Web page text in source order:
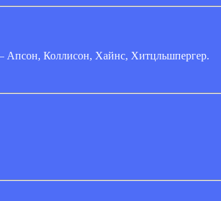
Апсон, Коллисон, Хайнс, Хитцльшпергер.